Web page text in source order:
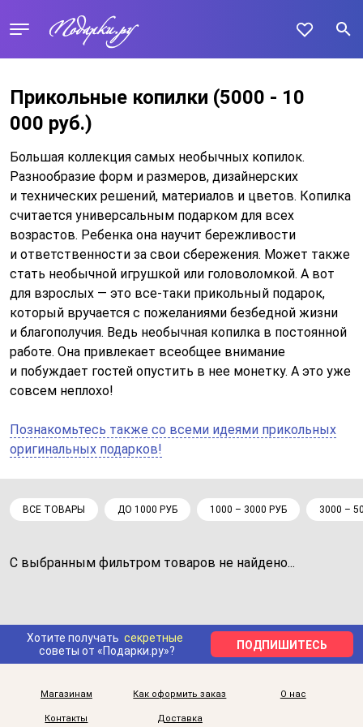
Прикольные копилки (5000 - 10
000 руб.)
Большая коллекция самых необычных копилок.
Разнообразие форм и размеров, дизайнерских
и технических решений, материалов и цветов. Копилка
считается универсальным подарком для всех
возрастов. Ребенка она научит бережливости
и ответственности за свои сбережения. Может также
стать необычной игрушкой или головоломкой. А вот
для взрослых — это все-таки прикольный подарок,
который вручается с пожеланиями безбедной жизни
и благополучия. Ведь необычная копилка в постоянной
работе. Она привлекает всеобщее внимание
и побуждает гостей опустить в нее монетку. А это уже
совсем неплохо!
Познакомьтесь также со всеми идеями прикольных
оригинальных подарков!
ВСЕ ТОВАРЫ ДО 1000 РУБ 1000 – 3000 РУБ 3000 –
С выбранным фильтром товаров не найдено...
Хотите получать секретные
советы от «Подарки.ру»?
ПОДПИШИТЕСЬ
Магазинам Как оформить заказ О нас
Контакты Доставка